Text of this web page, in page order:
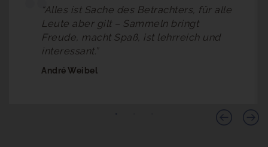
“Alles ist Sache des Betrachters, für alle
Leute aber gilt – Sammeln bringt
Freude, macht Spaß, ist lehrreich und
interessant.”
André Weibel